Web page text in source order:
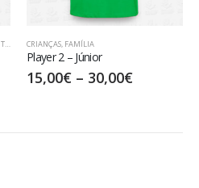
T-SHIRTS PARA PAIS CRIANÇAS, FAMÍLIA
Player 2 – Júnior
15,00€ – 30,00€